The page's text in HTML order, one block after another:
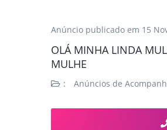
Anúncio publicado em 15
OLÁ MINHA LINDA
MULHE
: Anúncios de